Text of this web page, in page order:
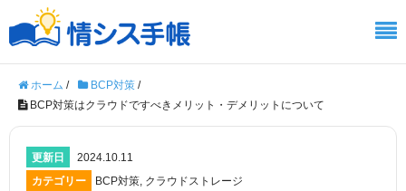
ホーム / BCP対策 /
BCP対策はクラウドですべきメリット・デメリットについて
更新日
2024.10.11
カテゴリー
BCP対策, クラウドストレージ